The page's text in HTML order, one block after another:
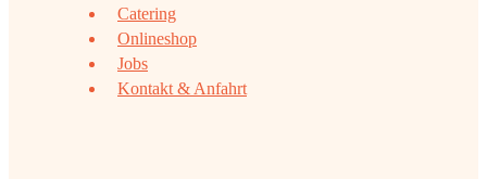
Catering
Onlineshop
Jobs
Kontakt & Anfahrt